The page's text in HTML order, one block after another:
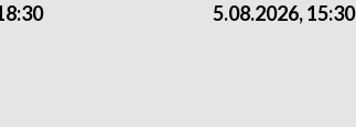
5.08.2026, 15:30